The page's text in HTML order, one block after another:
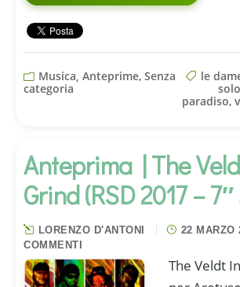
Musica, Anteprime, Senza
categoria
le
paradiso,
Anteprima | The
Grind (RSD 2017 –
LORENZO D'ANTONI 22 MARZO
COMMENTI
The Veldt